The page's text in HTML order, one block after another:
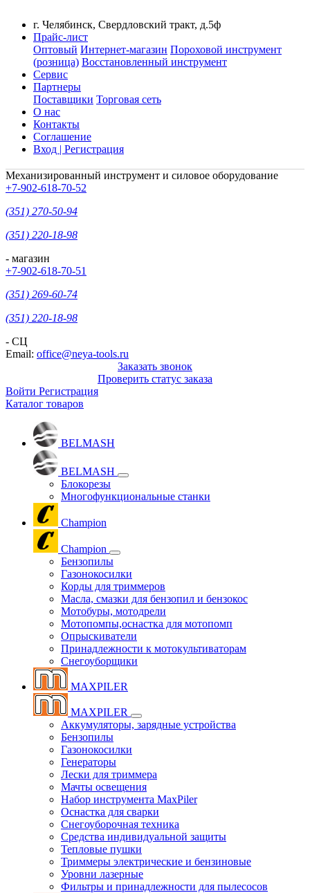
г. Челябинск, Свердловский тракт, д.5ф
Прайс-лист
Оптовый Интернет-магазин Пороховой инструмент
(розница) Восстановленный инструмент
Сервис
Партнеры
Поставщики Торговая сеть
О нас
Контакты
Соглашение
Вход | Регистрация
Механизированный инструмент и силовое оборудование
+7-902-618-70-52
(351) 270-50-94
(351) 220-18-98
- магазин
+7-902-618-70-51
(351) 269-60-74
(351) 220-18-98
- СЦ
Email: office@neya-tools.ru
Заказать звонок
Проверить статус заказа
Войти Регистрация
Каталог товаров
BELMASH
BELMASH
Блокорезы
Многофункциональные станки
Champion
Champion
Бензопилы
Газонокосилки
Корды для триммеров
Масла, смазки для бензопил и бензокос
Мотобуры, мотодрели
Мотопомпы,оснастка для мотопомп
Опрыскиватели
Принадлежности к мотокультиваторам
Снегоуборщики
MAXPILER
MAXPILER
Аккумуляторы, зарядные устройства
Бензопилы
Газонокосилки
Генераторы
Лески для триммера
Мачты освещения
Набор инструмента MaxPiler
Оснастка для сварки
Снегоуборочная техника
Средства индивидуальной защиты
Тепловые пушки
Триммеры электрические и бензиновые
Уровни лазерные
Фильтры и принадлежности для пылесосов